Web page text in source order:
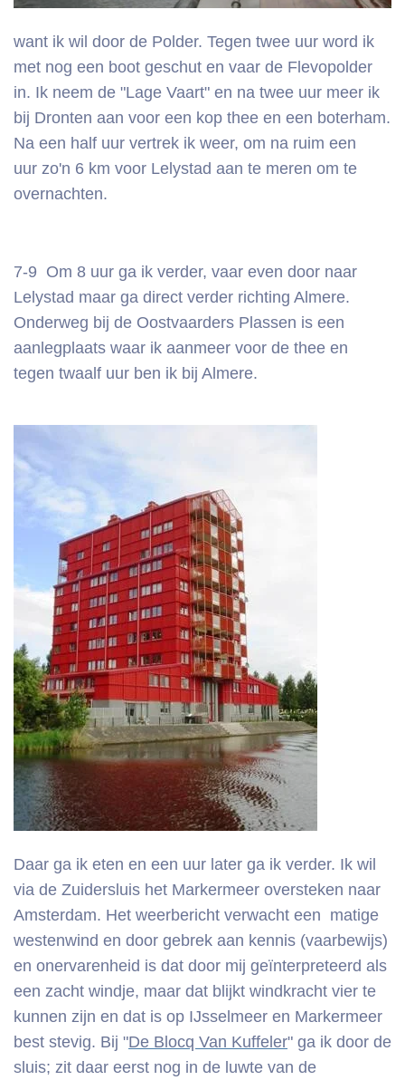
want ik wil door de Polder. Tegen twee uur word ik
met nog een boot geschut en vaar de Flevopolder
in. Ik neem de "Lage Vaart" en na twee uur meer ik
bij Dronten aan voor een kop thee en een boterham.
Na een half uur vertrek ik weer, om na ruim een
uur zo'n 6 km voor Lelystad aan te meren om te
overnachten.
7-9 Om 8 uur ga ik verder, vaar even door naar
Lelystad maar ga direct verder richting Almere.
Onderweg bij de Oostvaarders Plassen is een
aanlegplaats waar ik aanmeer voor de thee en
tegen twaalf uur ben ik bij Almere.
Daar ga ik eten en een uur later ga ik verder. Ik wil
via de Zuidersluis het Markermeer oversteken naar
Amsterdam. Het weerbericht verwacht een matige
westenwind en door gebrek aan kennis (vaarbewijs)
en onervarenheid is dat door mij geïnterpreteerd als
een zacht windje, maar dat blijkt windkracht vier te
kunnen zijn en dat is op IJsselmeer en Markermeer
best stevig. Bij "De Blocq Van Kuffeler" ga ik door de
sluis; zit daar eerst nog in de luwte van de